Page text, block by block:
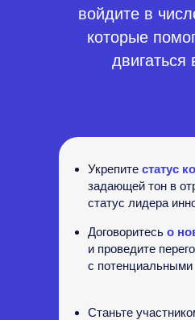
войдите в
которые
двигаться
Укрепите статус
задающей тон в
статус лидера
Договоритесь о
и проведите
с
Станьте